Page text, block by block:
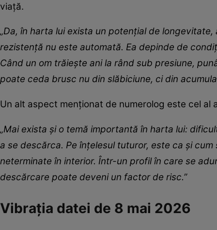
viață.
„Da, în harta lui exista un potențial de
rezistență nu este automată. Ea depinde de
Când un om trăiește ani la rând sub presiune,
poate ceda brusc nu din slăbiciune, ci din
Un alt aspect menționat de numerolog este cel
„Mai exista și o temă importantă în harta lui:
a se descărca. Pe înțelesul tuturor, este ca și
neterminate în interior. Într-un profil în care se
descărcare poate deveni un factor de risc.”
Vibrația datei de 8 mai 2026